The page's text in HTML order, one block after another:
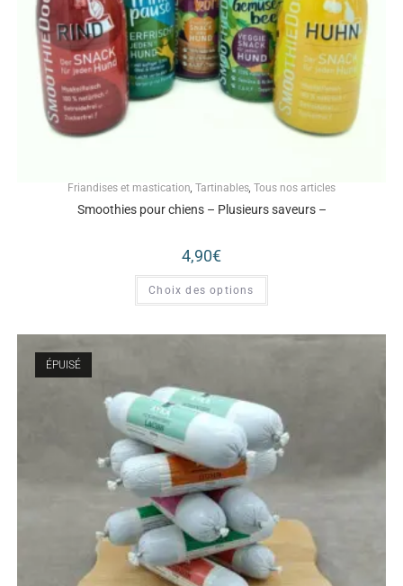
Friandises et mastication Tartinables Tous nos articles
Smoothies pour chiens – Plusieurs saveurs –
4,90€
Choix des options
ÉPUISÉ